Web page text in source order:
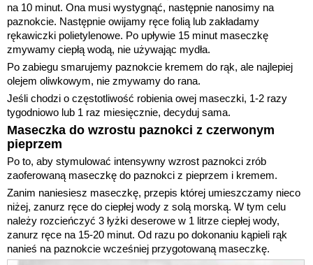
na 10 minut. Ona musi wystygnąć, następnie nanosimy na
paznokcie. Następnie owijamy ręce folią lub zakładamy
rękawiczki polietylenowe. Po upływie 15 minut maseczkę
zmywamy ciepłą wodą, nie używając mydła.
Po zabiegu smarujemy paznokcie kremem do rąk, ale najlepiej
olejem oliwkowym, nie zmywamy do rana.
Jeśli chodzi o częstotliwość robienia owej maseczki, 1-2 razy
tygodniowo lub 1 raz miesięcznie, decyduj sama.
Maseczka do wzrostu paznokci z czerwonym
pieprzem
Po to, aby stymulować intensywny wzrost paznokci zrób
zaoferowaną maseczkę do paznokci z pieprzem i kremem.
Zanim naniesiesz maseczkę, przepis której umieszczamy nieco
niżej, zanurz ręce do ciepłej wody z solą morską. W tym celu
należy rozcieńczyć 3 łyżki deserowe w 1 litrze ciepłej wody,
zanurz ręce na 15-20 minut. Od razu po dokonaniu kąpieli rąk
nanieś na paznokcie wcześniej przygotowaną maseczkę.